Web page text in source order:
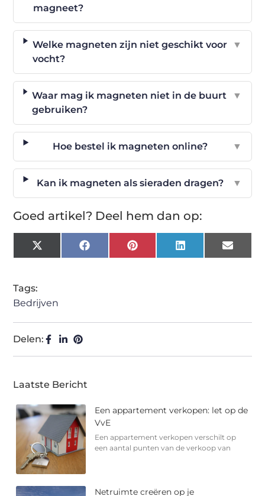
magneet?
Welke magneten zijn niet geschikt voor
vocht?
▼
Waar mag ik magneten niet in de buurt
gebruiken?
▼
Hoe bestel ik magneten online? ▼
Kan ik magneten als sieraden dragen? ▼
Goed artikel? Deel hem dan op:
X
(Twitter)
FacebookPinterest LinkedIn Email
Tags:
Bedrijven
Delen:
Laatste Bericht
Een appartement verkopen: let op de
VvE
Een appartement verkopen verschilt op
een aantal punten van de verkoop van
Netruimte creëren op je